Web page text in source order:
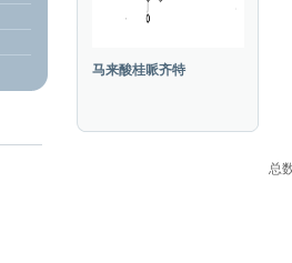
马来酸桂哌齐特
总